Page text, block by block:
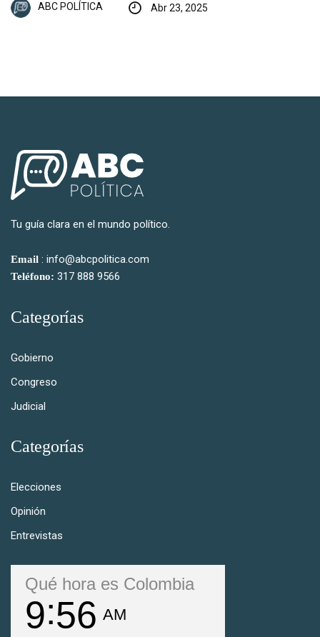
ABC POLÍTICA Abr 23, 2025
Tu guía clara en el mundo político.
Email : info@abcpolitica.com
Teléfono: 317 888 9566
Categorías
Gobierno
Congreso
Judicial
Categorías
Elecciones
Opinión
Entrevistas
Qué hora es Colombia
9 56 AM